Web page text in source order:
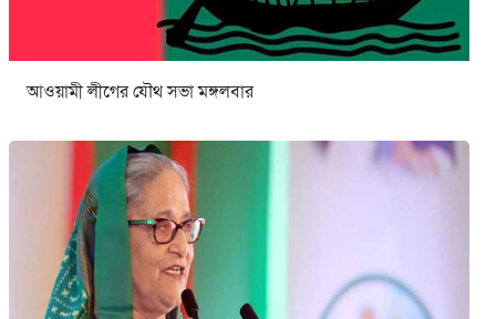
আওয়ামী লীগের যৌথ সভা মঙ্গলবার